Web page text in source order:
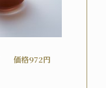
価格972円